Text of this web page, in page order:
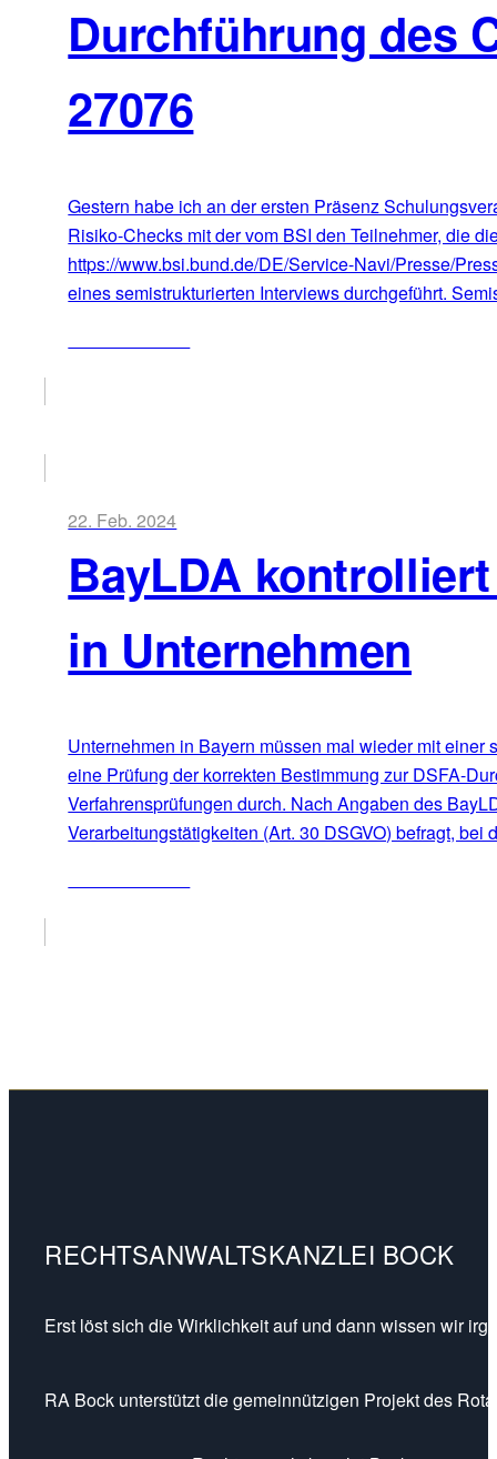
Durchführung des
27076
Gestern habe ich an der ersten Präsenz
Risiko-Checks mit der vom BSI den Teilnehmer, die
https://www.bsi.bund.de/DE/Service-Navi/Presse/
eines semistrukturierten Interviews durchgeführt.
22. Feb. 2024
BayLDA
in Unternehmen
Unternehmen in Bayern müssen mal wieder mit
eine Prüfung der korrekten Bestimmung zur DSFA-
Verfahrensprüfungen durch. Nach Angaben des
Verarbeitungstätigkeiten (Art. 30 DSGVO) befragt,
RECHTSANWALTSKANZLEI BOCK
Erst löst sich die Wirklichkeit auf und dann wissen wir
RA Bock unterstützt die gemeinnützigen Projekt des